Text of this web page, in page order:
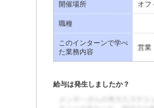
開催場所 オフ
職種
このインターンで学べ
た業務内容
営業
給与は発生しましたか？